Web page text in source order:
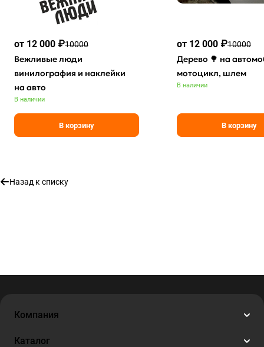
от 12 000 ₽10000
Вежливые люди
винилография и наклейки
на авто
В наличии
В корзину
от 12 000 ₽10000
Дерево 🌳 на
мотоцикл, шлем
В наличии
В корзину
Назад к списку
Компания
Каталог